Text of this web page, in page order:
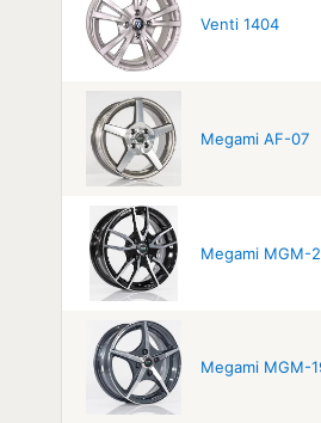
Venti 1404
Megami AF-07
Megami MGM-
Megami MGM-